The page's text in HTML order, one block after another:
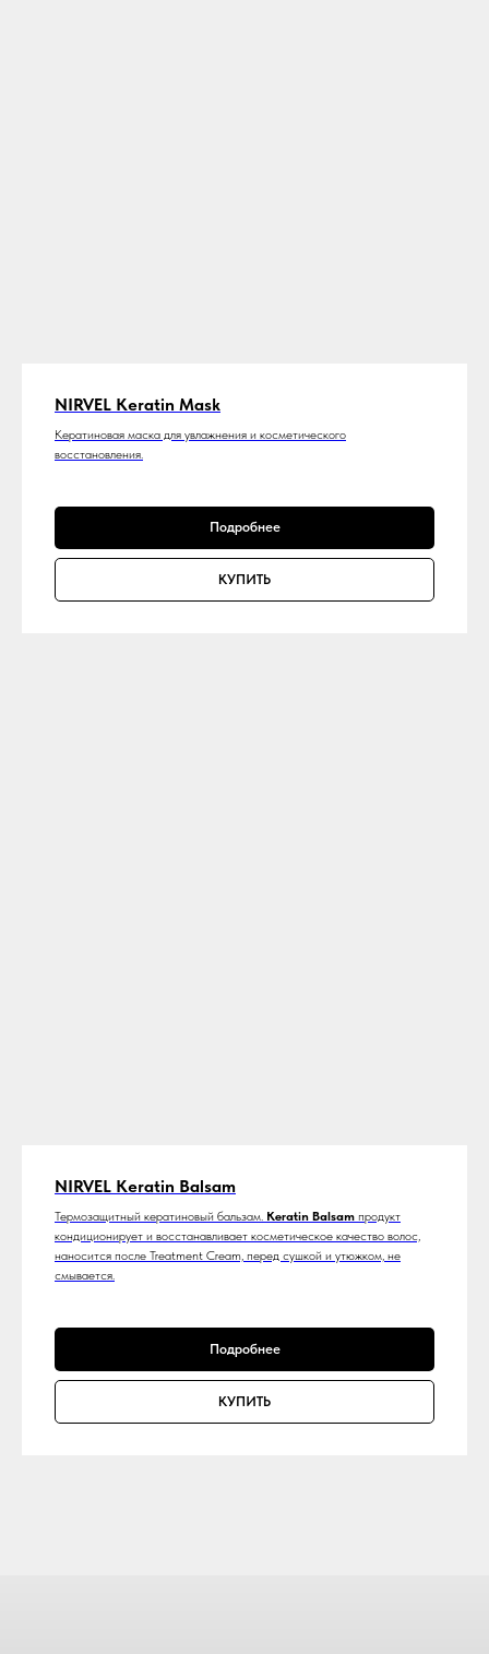
NIRVEL Keratin Mask
Кератиновая маска для увлажнения и косметического
восстановления.
Подробнее
КУПИТЬ
NIRVEL Keratin Balsam
Термозащитный кератиновый бальзам. Keratin Balsam продукт
кондиционирует и восстанавливает косметическое качество волос,
наносится после Treatment Cream, перед сушкой и утюжком, не
смывается.
Подробнее
КУПИТЬ